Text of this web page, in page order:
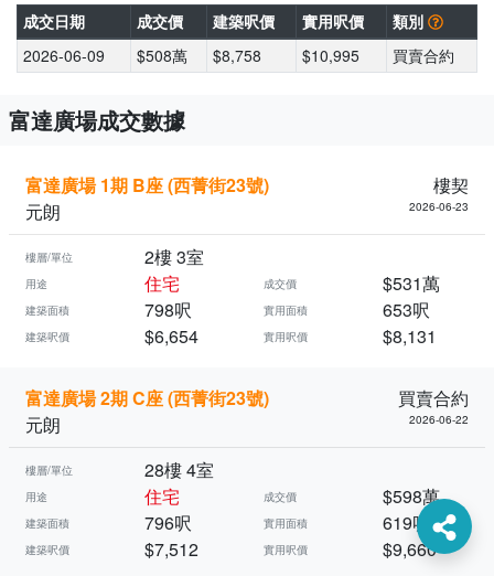
成交日期 成交價 建築呎價 實用呎價
類別
2026-06-09
$508萬 $8,758 $10,995 買賣合約
富達廣場成交數據
富達廣場 1期 B座 (西菁街23號)
樓契
元朗
2026-06-23
樓層/單位 2樓 3室
用途 住宅 成交價 $531萬
建築面積 798呎 實用面積 653呎
建築呎價 $6,654 實用呎價 $8,131
富達廣場 2期 C座 (西菁街23號)
買賣合約
元朗
2026-06-22
樓層/單位 28樓 4室
用途 住宅 成交價 $598萬
建築面積 796呎 實用面積 619呎
建築呎價 $7,512 實用呎價 $9,660